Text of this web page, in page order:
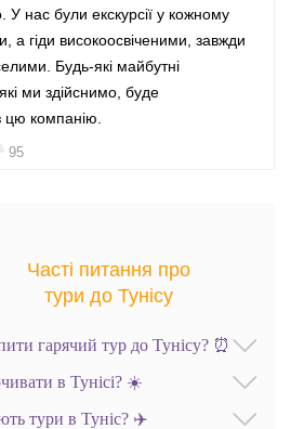
У нас були екскурсії у кожному
а гіди високоосвіченими, завжди
Будь-які майбутні
ми здійснимо, буде
цю компанію.
95
Часті питання про
тури до Тунісу
гарячий тур до Тунісу? ⏰️
в Тунісі? ☀️
тури в Туніс? ✈️